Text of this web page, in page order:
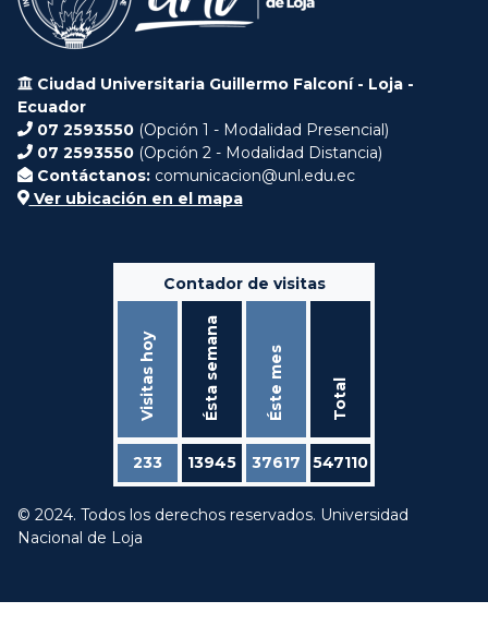
Ciudad Universitaria Guillermo Falconí - Loja -
Ecuador
07 2593550 (Opción 1 - Modalidad Presencial)
07 2593550 (Opción 2 - Modalidad Distancia)
Contáctanos: comunicacion@unl.edu.ec
Ver ubicación en el mapa
Contador de visitas
Visitas hoy Ésta semana Éste mes Total
233 13945 37617 547110
© 2024. Todos los derechos reservados. Universidad
Nacional de Loja